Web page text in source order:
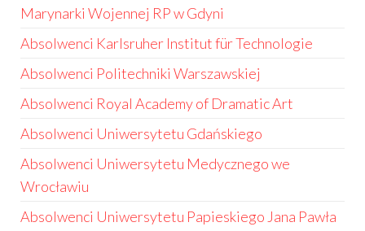
Marynarki Wojennej RP w Gdyni
Absolwenci Karlsruher Institut für Technologie
Absolwenci Politechniki Warszawskiej
Absolwenci Royal Academy of Dramatic Art
Absolwenci Uniwersytetu Gdańskiego
Absolwenci Uniwersytetu Medycznego we
Wrocławiu
Absolwenci Uniwersytetu Papieskiego Jana Pawła